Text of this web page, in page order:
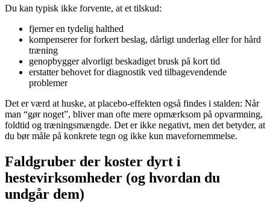
Du kan typisk ikke forvente, at et tilskud:
fjerner en tydelig halthed
kompenserer for forkert beslag, dårligt underlag eller for hård
træning
genopbygger alvorligt beskadiget brusk på kort tid
erstatter behovet for diagnostik ved tilbagevendende
problemer
Det er værd at huske, at placebo-effekten også findes i stalden: Når
man “gør noget”, bliver man ofte mere opmærksom på opvarmning,
foldtid og træningsmængde. Det er ikke negativt, men det betyder, at
du bør måle på konkrete tegn og ikke kun mavefornemmelse.
Faldgruber der koster dyrt i
hestevirksomheder (og hvordan du
undgår dem)